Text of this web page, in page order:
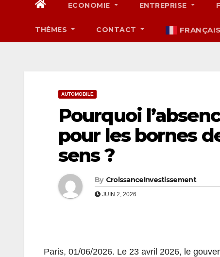
ECONOMIE ENTREPRISE
THÈMES CONTACT FRANÇAIS
AUTOMOBILE
Pourquoi
pour les bornes
sens ?
By CroissanceInvestissement
JUIN 2, 2026
Paris, 01/06/2026. Le 23 avril 2026, le